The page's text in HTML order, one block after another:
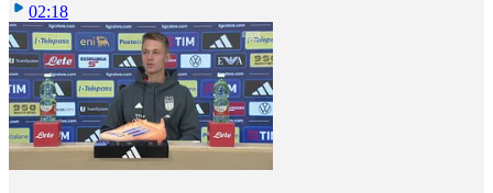
02:18